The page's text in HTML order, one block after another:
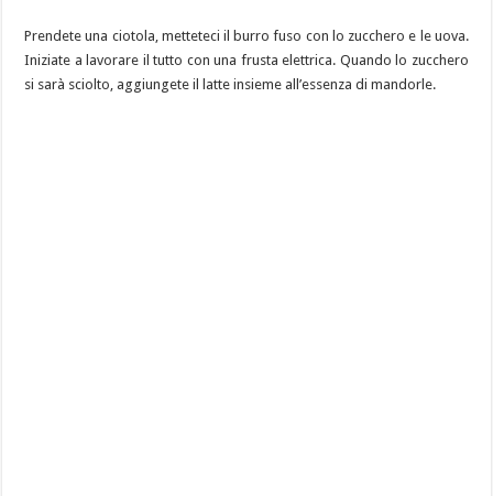
Prendete una ciotola, metteteci il burro fuso con lo zucchero e le uova.
Iniziate a lavorare il tutto con una frusta elettrica. Quando lo zucchero
si sarà sciolto, aggiungete il latte insieme all’essenza di mandorle.